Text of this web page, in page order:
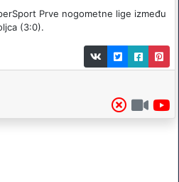
Prve nogometne lige između
(3:0).